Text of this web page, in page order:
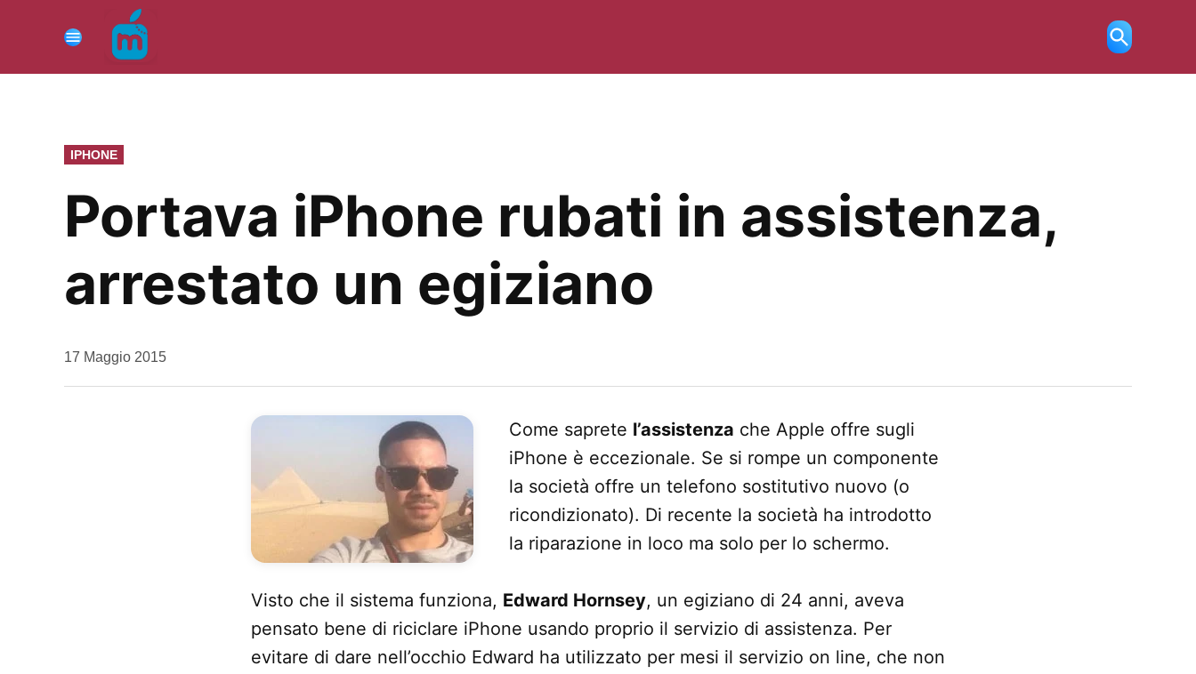
contenuto
Menu
Ricerca
aperta
PUBBLICATO
IN
IPHONE
Portava iPhone rubati in assistenza,
arrestato un egiziano
da
17 Maggio 2015
Come saprete l’assistenza che Apple offre sugli
iPhone è eccezionale. Se si rompe un componente
la società offre un telefono sostitutivo nuovo (o
ricondizionato). Di recente la società ha introdotto
la riparazione in loco ma solo per lo schermo.
Visto che il sistema funziona, Edward Hornsey, un egiziano di 24 anni, aveva
pensato bene di riciclare iPhone usando proprio il servizio di assistenza. Per
evitare di dare nell’occhio Edward ha utilizzato per mesi il servizio on line, che non